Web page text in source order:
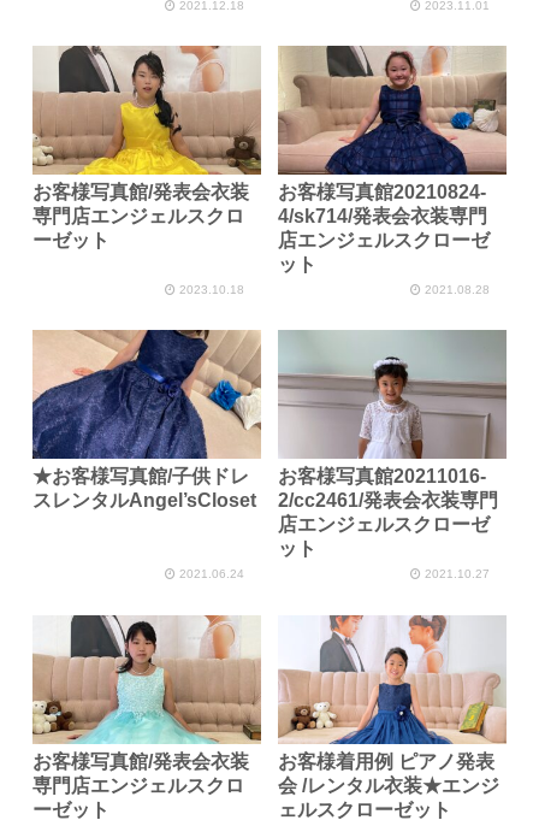
2021.12.18 2023.11.01
お客様写真館/発表会衣装
専門店エンジェルスクロ
ーゼット
2023.10.18
お客様写真館20210824-
4/sk714/発表会衣装専門
店エンジェルスクローゼ
ット
2021.08.28
★お客様写真館/子供ドレ
スレンタルAngel’sCloset
2021.06.24
お客様写真館20211016-
2/cc2461/発表会衣装専門
店エンジェルスクローゼ
ット
2021.10.27
お客様写真館/発表会衣装
専門店エンジェルスクロ
ーゼット
お客様着用例 ピアノ発表
会 /レンタル衣装★エンジ
ェルスクローゼット